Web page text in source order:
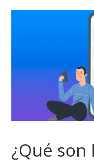
¿Qué son